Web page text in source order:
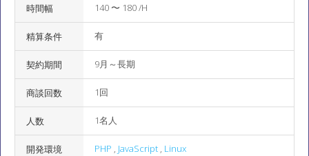
時間幅 140 〜 180 /H
精算条件 有
契約期間 9月～長期
商談回数 1回
人数 1名人
開発環境 PHP , JavaScript , Linux